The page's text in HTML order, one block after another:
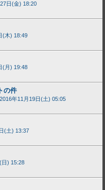
日(金) 18:20
(木) 18:49
(月) 19:48
の件
2016年11月19日(土) 05:05
(土) 13:37
日) 15:28